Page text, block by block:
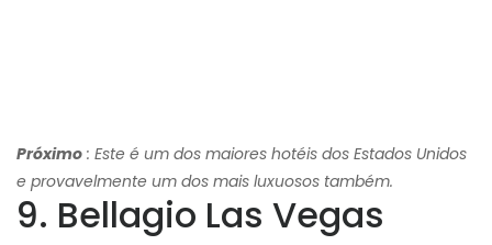
Próximo : Este é um dos maiores hotéis dos Estados Unidos
e provavelmente um dos mais luxuosos também.
9. Bellagio Las Vegas